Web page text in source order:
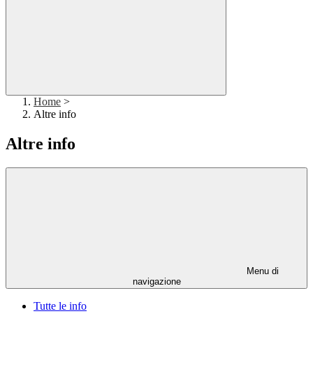
Home >
Altre info
Altre info
Menu di
navigazione
Tutte le info